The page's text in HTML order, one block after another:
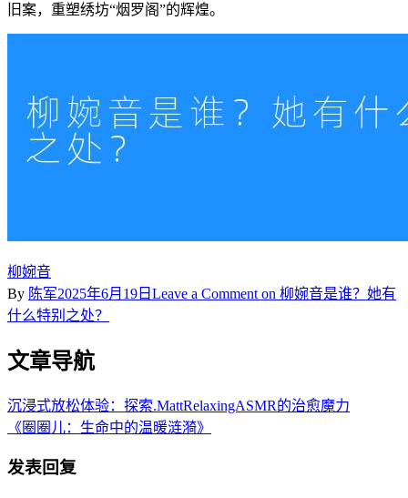
旧案，重塑绣坊“烟罗阁”的辉煌。
柳婉音
By 陈军2025年6月19日 Leave a Comment on 柳婉音是谁？她有
什么特别之处？
文章导航
沉浸式放松体验：探索.MattRelaxingASMR的治愈魔力
《圈圈儿：生命中的温暖涟漪》
发表回复